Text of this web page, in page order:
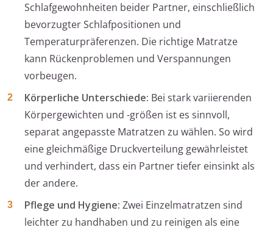
Schlafgewohnheiten beider Partner, einschließlich
bevorzugter Schlafpositionen und
Temperaturpräferenzen. Die richtige Matratze
kann Rückenproblemen und Verspannungen
vorbeugen.
Körperliche Unterschiede: Bei stark variierenden
Körpergewichten und -größen ist es sinnvoll,
separat angepasste Matratzen zu wählen. So wird
eine gleichmäßige Druckverteilung gewährleistet
und verhindert, dass ein Partner tiefer einsinkt als
der andere.
Pflege und Hygiene: Zwei Einzelmatratzen sind
leichter zu handhaben und zu reinigen als eine